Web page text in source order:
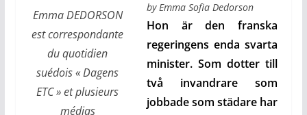
Emma DEDORSON
est correspondante
du quotidien
suédois « Dagens
ETC » et plusieurs
médias
by Emma Sofia Dedorson
Hon är den franska
regeringens enda svarta
minister. Som dotter till
två invandrare som
jobbade som städare har